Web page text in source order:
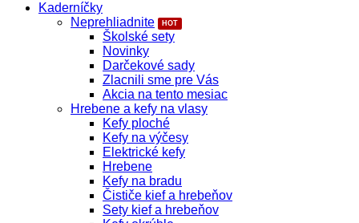
Kaderníčky
Neprehliadnite
Školské sety
Novinky
Darčekové sady
Zlacnili sme pre Vás
Akcia na tento mesiac
Hrebene a kefy na vlasy
Kefy ploché
Kefy na výčesy
Elektrické kefy
Hrebene
Kefy na bradu
Čističe kief a hrebeňov
Sety kief a hrebeňov